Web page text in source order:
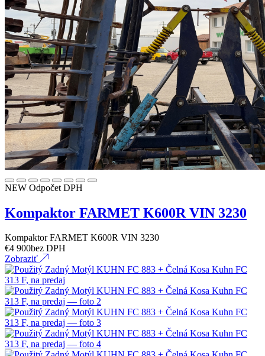
NEW Odpočet DPH
Kompaktor FARMET K600R VIN 3230
Kompaktor FARMET K600R VIN 3230
€4 900bez DPH
Zobraziť